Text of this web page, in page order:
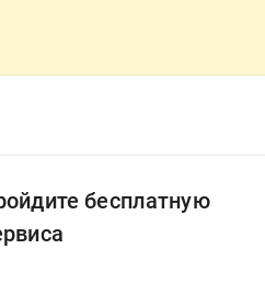
бесплатную